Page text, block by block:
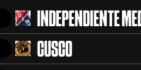
INDEPENDIENTE
CUSCO